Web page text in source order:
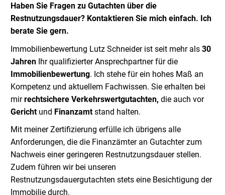
Haben Sie Fragen zu Gutachten über die
Restnutzungsdauer? Kontaktieren Sie mich einfach. Ich
berate Sie gern.
Immobilienbewertung Lutz Schneider ist seit mehr als 30
Jahren Ihr qualifizierter Ansprechpartner für die
Immobilienbewertung. Ich stehe für ein hohes Maß an
Kompetenz und aktuellem Fachwissen. Sie erhalten bei
mirrechtsichere Verkehrswertgutachten, die auch vor
Gerichtund Finanzamtstand halten.
Mit meiner Zertifizierung erfülle ich übrigens alle
Anforderungen, die die Finanzämter an Gutachter zum
Nachweis einer geringeren Restnutzungsdauer stellen.
Zudem führen wir bei unseren
Restnutzungsdauergutachten stets eine Besichtigung der
Immobilie durch.